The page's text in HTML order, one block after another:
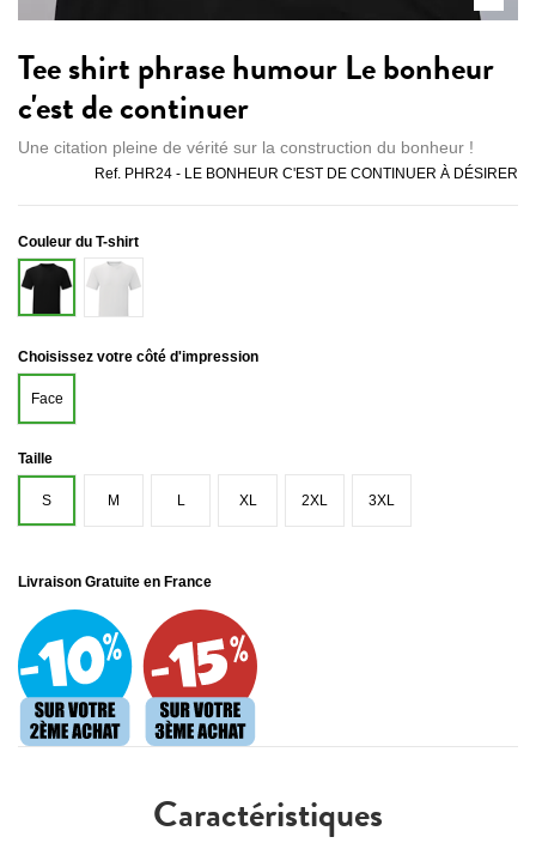
Tee shirt phrase humour Le bonheur
c'est de continuer
Une citation pleine de vérité sur la construction du bonheur !
Ref. PHR24 - LE BONHEUR C'EST DE CONTINUER À DÉSIRER
Couleur du T-shirt
Noir
Blanc
Choisissez votre côté d'impression
Face
Taille
S M L XL 2XL 3XL
Livraison Gratuite en France
Caractéristiques